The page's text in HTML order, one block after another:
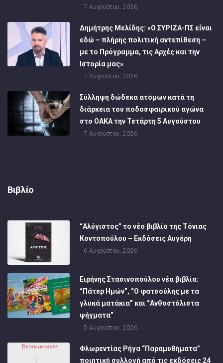
7 Αυγούστου, 2026
Δημήτρης Μελίδης: «Ο ΣΥΡΙΖΑ-ΠΣ είναι
εδώ – πλήρης πολιτική αντεπίθεση –
με το Πρόγραμμα, τις Αρχές και την
Ιστορία μας»
7 Αυγούστου, 2026
Σύλληψη δώδεκα ατόμων κατά τη
διάρκεια του ποδοσφαιρικού αγώνα
στο ΟΑΚΑ την Τετάρτη 5 Αυγούστου
7 Αυγούστου, 2026
Βιβλίο
“Αλύγιστος” το νέο βιβλίο της Τόνιας
Κοντοπούλου – Εκδόσεις Αυγέρη
6 Αυγούστου, 2026
Ειρήνης Στασινοπούλου νέα βιβλία:
“Πάτερ Ημών”, “Ο φατσούλης με τα
γλυκά ματάκια” και “Ανθοστόλιστα
ψήγματα”
5 Αυγούστου, 2026
Φλωρεντίας Ρήγα “Παραμυθήματα”
ποιητική συλλογή από τις εκδόσεις 24